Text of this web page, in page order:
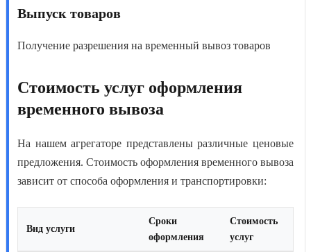
Выпуск товаров
Получение разрешения на временный вывоз товаров
Стоимость услуг оформления
временного вывоза
На нашем агрегаторе представлены различные ценовые
предложения. Стоимость оформления временного вывоза
зависит от способа оформления и транспортировки:
Вид услуги
Сроки
оформления
Стоимость
услуг